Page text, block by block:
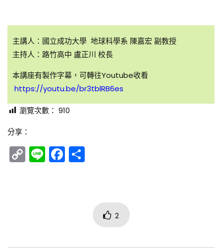
主講人：國立成功大學 地球科學系 陳嘉宏 副教授
主持人：路竹高中 盧正川 校長
本講座有製作字幕，可轉往Youtube收看
https://youtu.be/br3tblRB6es
瀏覽次數： 910
分享：
Copy
Link
LineFacebook
2